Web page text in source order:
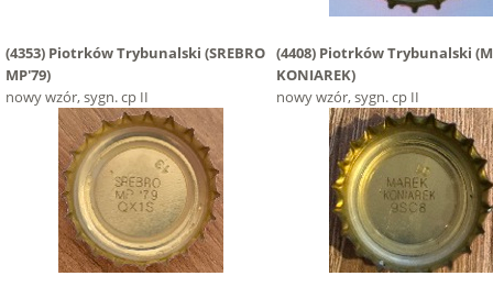
(4353) Piotrków Trybunalski (SREBRO
MP'79)
nowy wzór, sygn. cp II
(4408) Piotrków Trybunalski
KONIAREK)
nowy wzór, sygn. cp II